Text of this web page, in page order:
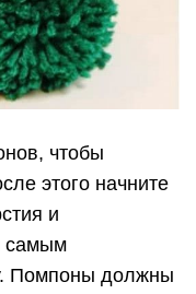
чтобы
этого начните
и
самым
Помпоны должны